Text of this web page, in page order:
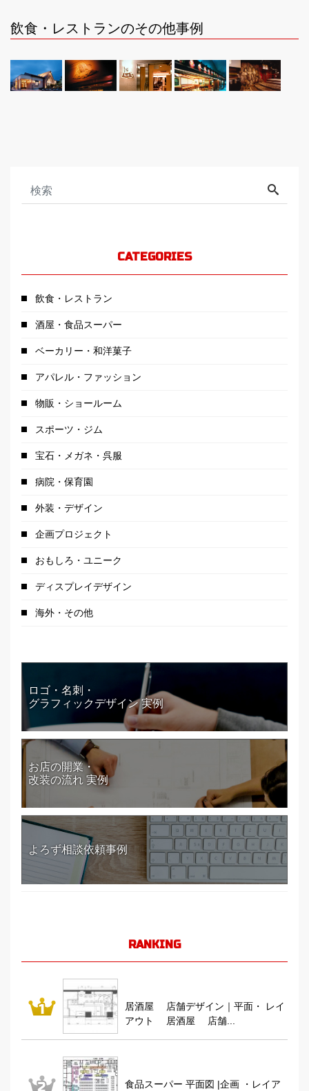
飲食・レストランのその他事例
CATEGORIES
飲食・レストラン
酒屋・食品スーパー
ベーカリー・和洋菓子
アパレル・ファッション
物販・ショールーム
スポーツ・ジム
宝石・メガネ・呉服
病院・保育園
外装・デザイン
企画プロジェクト
おもしろ・ユニーク
ディスプレイデザイン
海外・その他
ロゴ・名刺・
グラフィックデザイン 実例
お店の開業・
改装の流れ 実例
よろず相談依頼事例
RANKING
居酒屋 店舗デザイン｜平面・ レイ
アウト 居酒屋 店舗...
食品スーパー 平面図 |企画 ・レイア